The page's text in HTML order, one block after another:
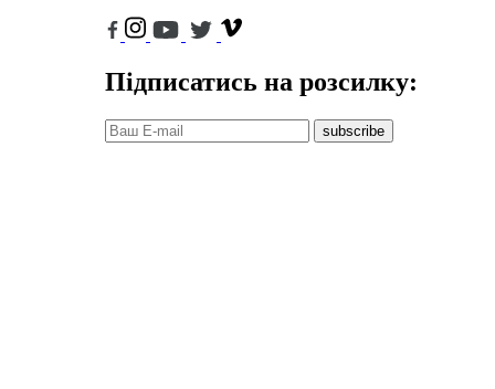
Підписатись на розсилку:
subscribe